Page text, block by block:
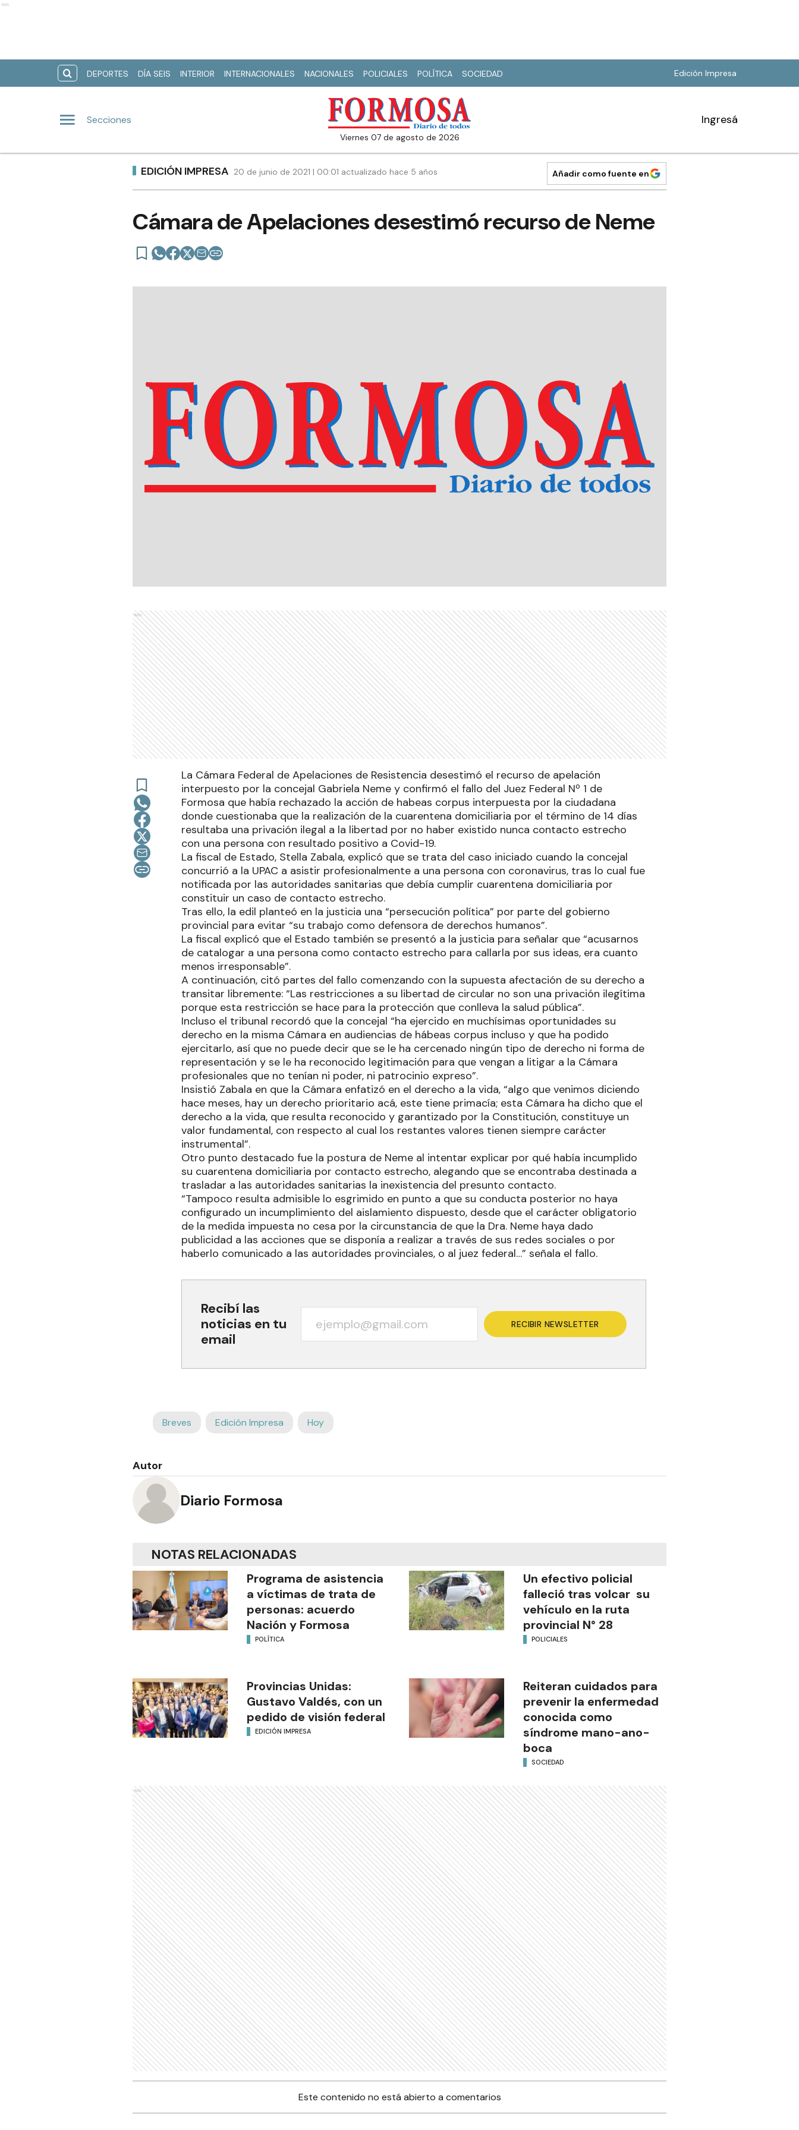
Ads
DEPORTES DÍA SEIS INTERIOR INTERNACIONALES NACIONALES POLICIALES POLÍTICA SOCIEDAD Edición Impresa
Secciones
viernes 07 de agosto de 2026
Ingresá
EDICIÓN IMPRESA 20 de junio de 2021 | 00:01 actualizado hace 5 años Añadir como fuente en
Cámara de Apelaciones desestimó recurso de Neme
Ads
La Cámara Federal de Apelaciones de Resistencia desestimó el recurso de apelación
interpuesto por la concejal Gabriela Neme y confirmó el fallo del Juez Federal Nº 1 de
Formosa que había rechazado la acción de habeas corpus interpuesta por la ciudadana
donde cuestionaba que la realización de la cuarentena domiciliaria por el término de 14 días
resultaba una privación ilegal a la libertad por no haber existido nunca contacto estrecho
con una persona con resultado positivo a Covid-19.
La fiscal de Estado, Stella Zabala, explicó que se trata del caso iniciado cuando la concejal
concurrió a la UPAC a asistir profesionalmente a una persona con coronavirus, tras lo cual fue
notificada por las autoridades sanitarias que debía cumplir cuarentena domiciliaria por
constituir un caso de contacto estrecho.
Tras ello, la edil planteó en la justicia una “persecución política” por parte del gobierno
provincial para evitar “su trabajo como defensora de derechos humanos”.
La fiscal explicó que el Estado también se presentó a la justicia para señalar que “acusarnos
de catalogar a una persona como contacto estrecho para callarla por sus ideas, era cuanto
menos irresponsable”.
A continuación, citó partes del fallo comenzando con la supuesta afectación de su derecho a
transitar libremente: “Las restricciones a su libertad de circular no son una privación ilegítima
porque esta restricción se hace para la protección que conlleva la salud pública”.
Incluso el tribunal recordó que la concejal “ha ejercido en muchísimas oportunidades su
derecho en la misma Cámara en audiencias de hábeas corpus incluso y que ha podido
ejercitarlo, así que no puede decir que se le ha cercenado ningún tipo de derecho ni forma de
representación y se le ha reconocido legitimación para que vengan a litigar a la Cámara
profesionales que no tenían ni poder, ni patrocinio expreso”.
Insistió Zabala en que la Cámara enfatizó en el derecho a la vida, “algo que venimos diciendo
hace meses, hay un derecho prioritario acá, este tiene primacía; esta Cámara ha dicho que el
derecho a la vida, que resulta reconocido y garantizado por la Constitución, constituye un
valor fundamental, con respecto al cual los restantes valores tienen siempre carácter
instrumental”.
Otro punto destacado fue la postura de Neme al intentar explicar por qué había incumplido
su cuarentena domiciliaria por contacto estrecho, alegando que se encontraba destinada a
trasladar a las autoridades sanitarias la inexistencia del presunto contacto.
“Tampoco resulta admisible lo esgrimido en punto a que su conducta posterior no haya
configurado un incumplimiento del aislamiento dispuesto, desde que el carácter obligatorio
de la medida impuesta no cesa por la circunstancia de que la Dra. Neme haya dado
publicidad a las acciones que se disponía a realizar a través de sus redes sociales o por
haberlo comunicado a las autoridades provinciales, o al juez federal…” señala el fallo.
Recibí las
noticias en tu
email
RECIBIR NEWSLETTER
Breves Edición Impresa Hoy
Autor
Diario Formosa
NOTAS RELACIONADAS
Programa de asistencia
a víctimas de trata de
personas: acuerdo
Nación y Formosa
POLÍTICA
Un efectivo policial
falleció tras volcar su
vehículo en la ruta
provincial N° 28
POLICIALES
Provincias Unidas:
Gustavo Valdés, con un
pedido de visión federal
EDICIÓN IMPRESA
Reiteran cuidados para
prevenir la enfermedad
conocida como
síndrome mano-ano-
boca
SOCIEDAD
Ads
Este contenido no está abierto a comentarios